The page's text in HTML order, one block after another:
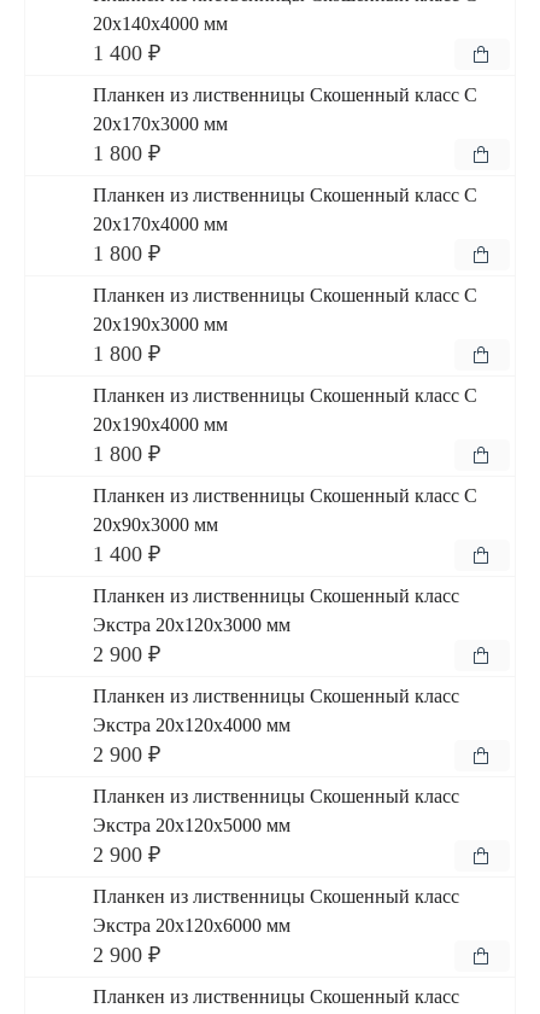
20x140x4000 мм
1 400 ₽
Планкен из лиственницы Скошенный класс С
20x170x3000 мм
1 800 ₽
Планкен из лиственницы Скошенный класс С
20x170x4000 мм
1 800 ₽
Планкен из лиственницы Скошенный класс С
20x190x3000 мм
1 800 ₽
Планкен из лиственницы Скошенный класс С
20x190x4000 мм
1 800 ₽
Планкен из лиственницы Скошенный класс С
20x90x3000 мм
1 400 ₽
Планкен из лиственницы Скошенный класс
Экстра 20x120x3000 мм
2 900 ₽
Планкен из лиственницы Скошенный класс
Экстра 20x120x4000 мм
2 900 ₽
Планкен из лиственницы Скошенный класс
Экстра 20x120x5000 мм
2 900 ₽
Планкен из лиственницы Скошенный класс
Экстра 20x120x6000 мм
2 900 ₽
Планкен из лиственницы Скошенный класс